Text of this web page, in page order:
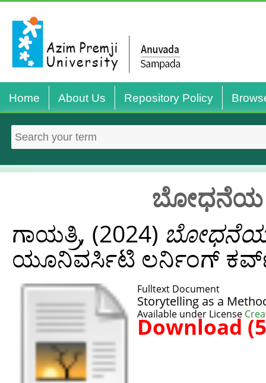
Home About Us Repository Policy
ಬೋಧನೆಯ
ಗಾಯತ್ರಿ, (2024) ಬೋಧನೆಯ
ಯೂನಿವರ್ಸಿಟಿ ಲರ್ನಿಂಗ್
Fulltext Document
Storytelling as a
Available under License
Download